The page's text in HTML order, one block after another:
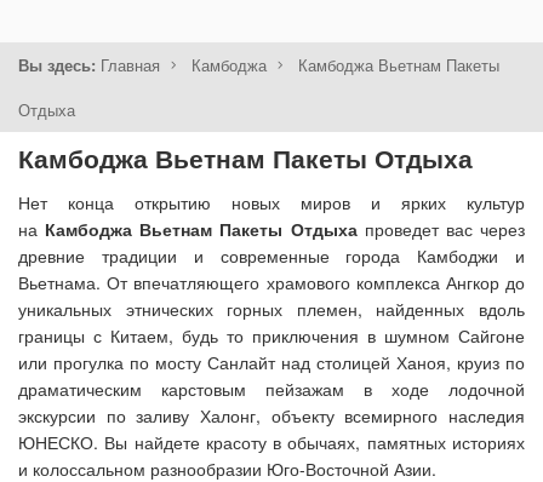
Вы здесь: Главная Камбоджа
Камбоджа Вьетнам Пакеты
Отдыха
Камбоджа Вьетнам Пакеты Отдыха
Нет конца открытию новых миров и ярких культур
на Камбоджа Вьетнам Пакеты Отдыхапроведет вас через
древние традиции и современные города Камбоджи и
Вьетнама. От впечатляющего храмового комплекса Ангкор до
уникальных этнических горных племен, найденных вдоль
границы с Китаем, будь то приключения в шумном Сайгоне
или прогулка по мосту Санлайт над столицей Ханоя, круиз по
драматическим карстовым пейзажам в ходе лодочной
экскурсии по заливу Халонг, объекту всемирного наследия
ЮНЕСКО. Вы найдете красоту в обычаях, памятных историях
и колоссальном разнообразии Юго-Восточной Азии.